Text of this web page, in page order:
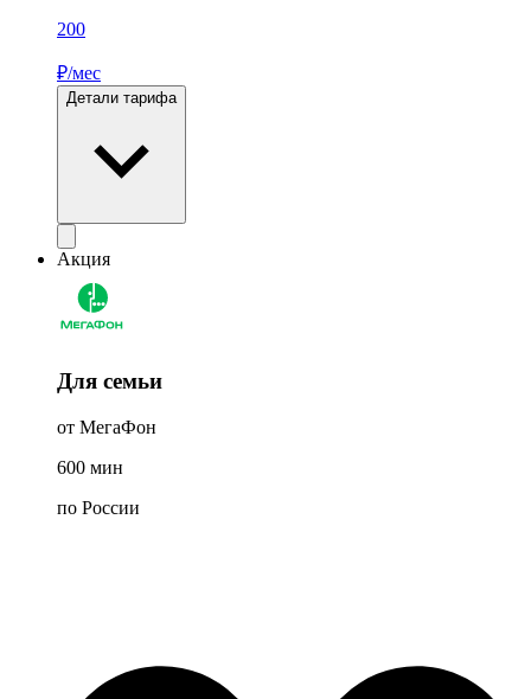
200
₽/мес
Детали тарифа
Акция
Для семьи
от МегаФон
600 мин
по России